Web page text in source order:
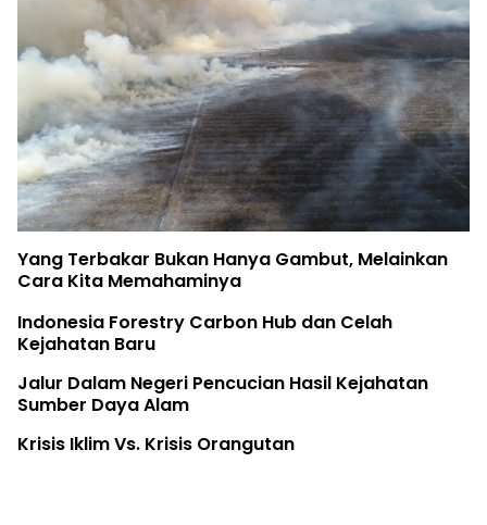
Yang Terbakar Bukan Hanya Gambut, Melainkan
Cara Kita Memahaminya
Indonesia Forestry Carbon Hub dan Celah
Kejahatan Baru
Jalur Dalam Negeri Pencucian Hasil Kejahatan
Sumber Daya Alam
Krisis Iklim Vs. Krisis Orangutan